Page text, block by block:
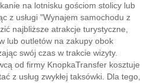
na lotnisku gościom stolicy lub
z usługi "Wynajem samochodu z
najbliższe atrakcje turystyczne,
lub outletów na zakupy obok
swój czas w trakcie wizyty.
od firmy KnopkaTransfer kosztuje
z usług zwykłej taksówki. Dla tego,